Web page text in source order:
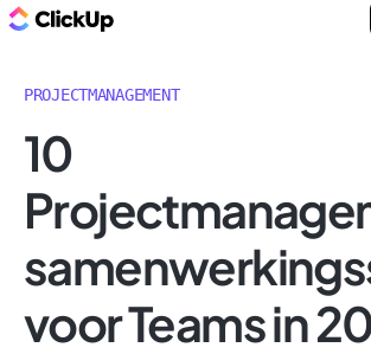
PROJECTMANAGEMENT
10
voor Teams in